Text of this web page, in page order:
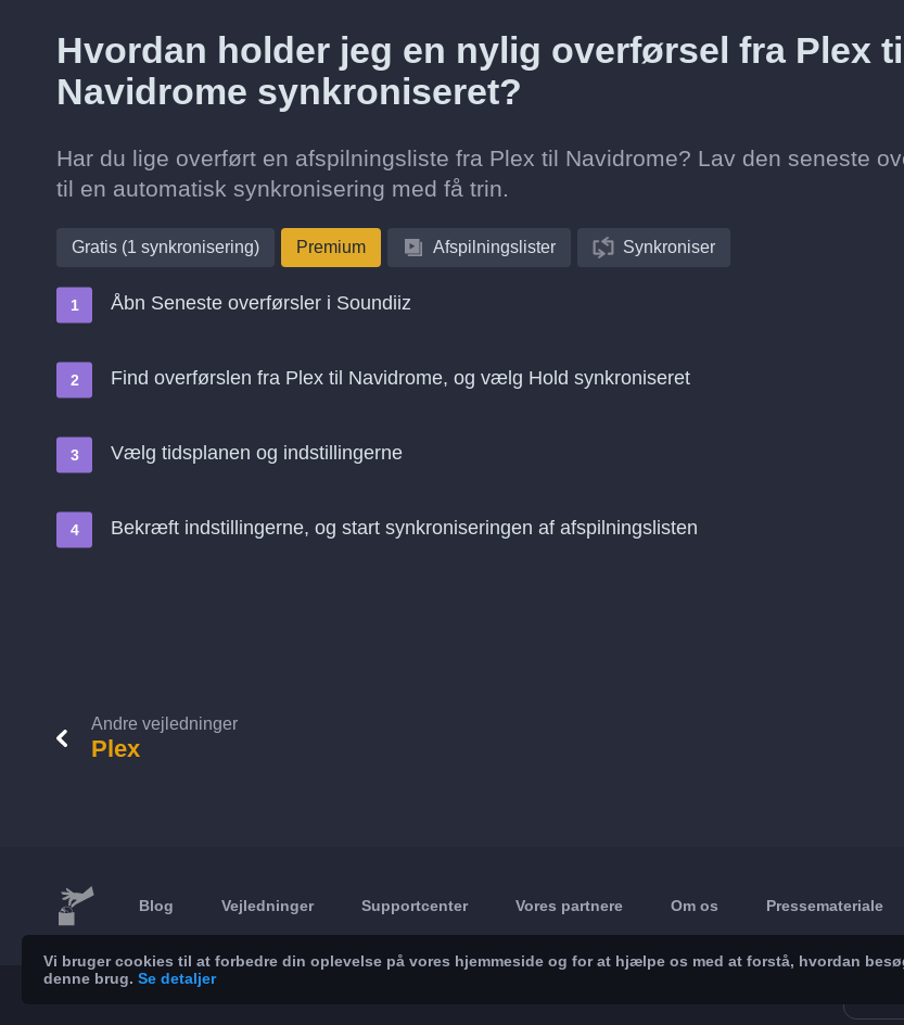
Hvordan holder jeg en nylig overførsel fra Plex
Navidrome synkroniseret?
Har du lige overført en afspilningsliste fra Plex til Navidrome? Lav den seneste
til en automatisk synkronisering med få trin.
Gratis (1 synkronisering) Premium Afspilningslister Synkroniser
Åbn Seneste overførsler i Soundiiz
Find overførslen fra Plex til Navidrome, og vælg Hold synkroniseret
Vælg tidsplanen og indstillingerne
Bekræft indstillingerne, og start synkroniseringen af afspilningslisten
Andre vejledninger
Plex
Blog Vejledninger Supportcenter Vores partnere Om os Pressemateriale
Vi bruger cookies til at forbedre din oplevelse på vores hjemmeside og for at hjælpe os med at forstå, hvordan
denne brug. Se detaljer